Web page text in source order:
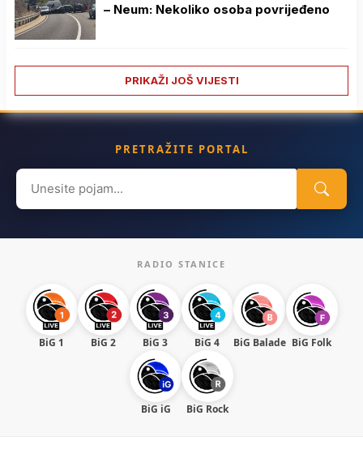
– Neum: Nekoliko osoba povrijeđeno
PRIKAŽI JOŠ VIJESTI
PRETRAŽITE PORTAL
Search
for:
RADIO STANICE
BiG 1 BiG 2 BiG 3 BiG 4 BiG Balade BiG Folk
BiG iG BiG Rock